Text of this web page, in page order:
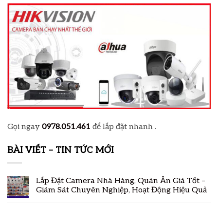
Gọi ngay 0978.051.461 để lắp đặt nhanh .
BÀI VIẾT – TIN TỨC MỚI
Lắp Đặt Camera Nhà Hàng, Quán Ăn Giá Tốt –
Giám Sát Chuyên Nghiệp, Hoạt Động Hiệu Quả